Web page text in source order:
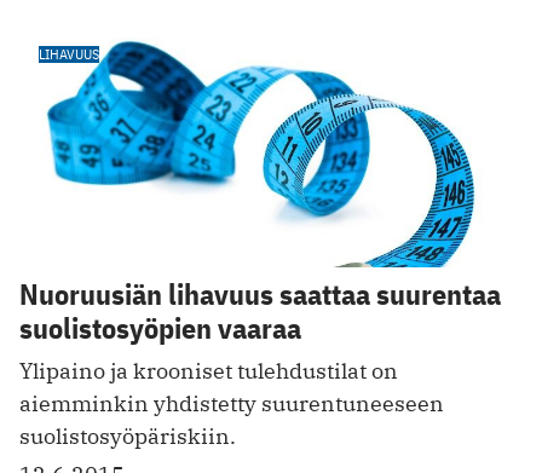
LIHAVUUS
Nuoruusiän lihavuus saattaa suurentaa
suolistosyöpien vaaraa
Ylipaino ja krooniset tulehdustilat on
aiemminkin yhdistetty suurentuneeseen
suolistosyöpäriskiin.